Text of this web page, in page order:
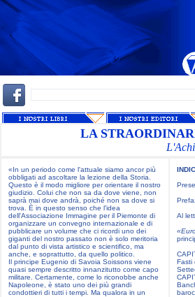
LA
«In un periodo come l'attuale siamo ancor più
obbligati ad ascoltare la lezione della Storia.
Questo è il modo migliore per orientare il nostro
giudizio. Colui che non sa da dove viene, non
saprà mai dove andrà, poiché non sa dove si
trova. È in questo senso che l'idea
dell'Associazione Immagine per il Piemonte di
organizzare un convegno internazionale e di
pubblicare un volume che ci ricordi uno dei
giganti del nostro passato non è solo meritoria
dal punto di vista artistico e scientifico, ma
anche, e soprattutto, da quello politico.
Il principe Eugenio di Savoia Soissons viene
quasi sempre descritto innanzitutto come capo
militare. Certamente, come lo riconobbe anche
Napoleone, è stato uno dei più grandi
condottieri di tutti i tempi. Ma qualora in un
Al
Fasti